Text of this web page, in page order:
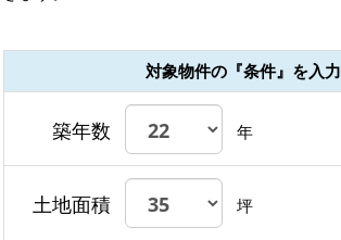
対象物件の『条件』を入力
築年数 年
土地面積 坪